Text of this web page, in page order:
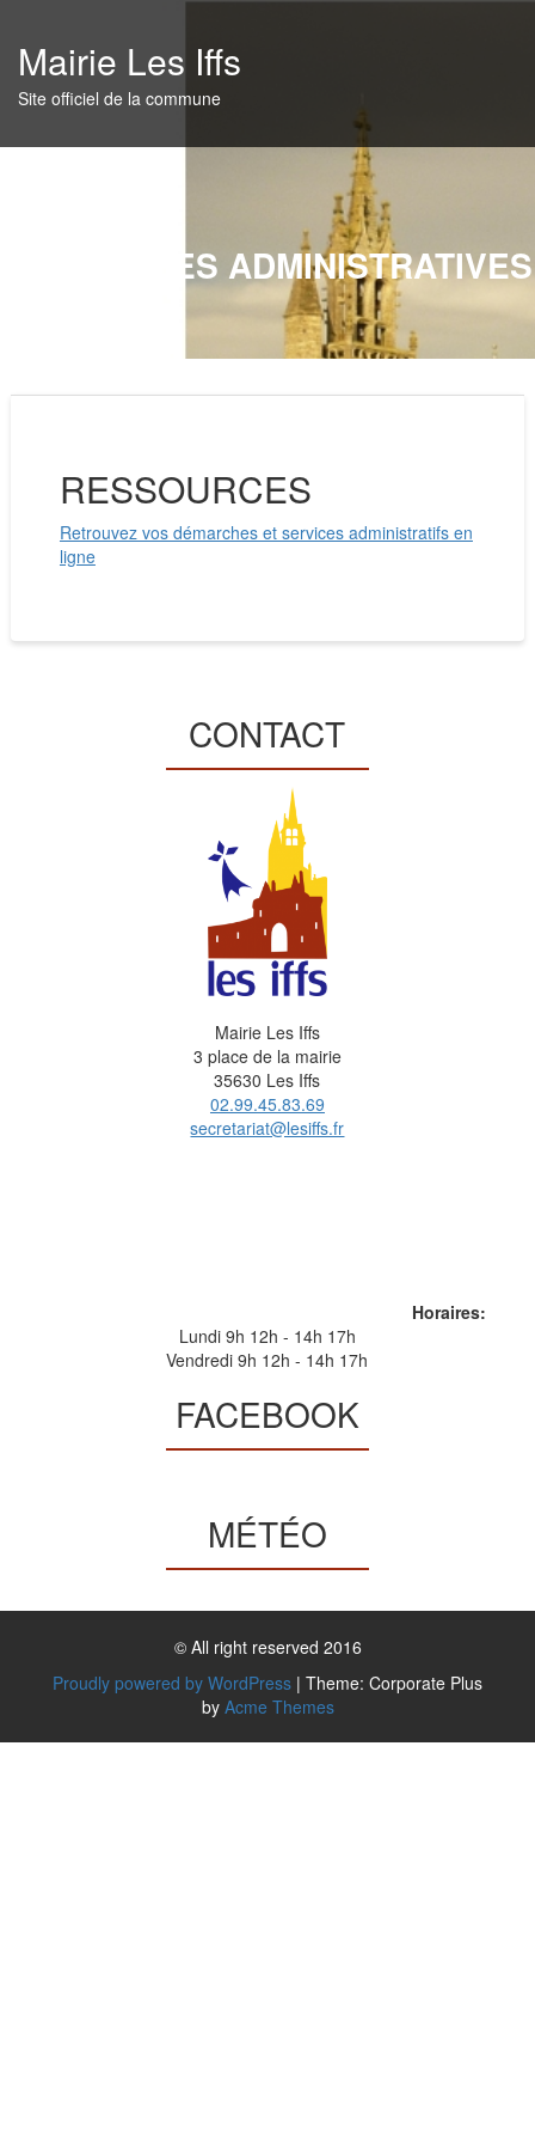
content
Mairie Les Iffs
Site officiel de la commune
DÉMARCHES ADMINISTRATIVES
RESSOURCES
Retrouvez vos démarches et services administratifs en
ligne
CONTACT
Mairie Les Iffs
3 place de la mairie
35630 Les Iffs
02.99.45.83.69
secretariat@lesiffs.fr
Horaires:
Lundi 9h 12h - 14h 17h
Vendredi 9h 12h - 14h 17h
FACEBOOK
MÉTÉO
© All right reserved 2016
Proudly powered by WordPress | Theme: Corporate Plus
by Acme Themes